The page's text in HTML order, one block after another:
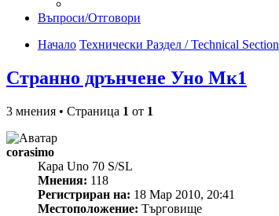
Въпроси/Отговори
Начало Технически Раздел / Technical Section
Странно дрънчене Уно Мк1
3 мнения • Страница 1 от 1
corasimo
Кара Uno 70 S/SL
Мнения: 118
Регистриран на: 18 Мар 2010, 20:41
Местоположение: Търговище